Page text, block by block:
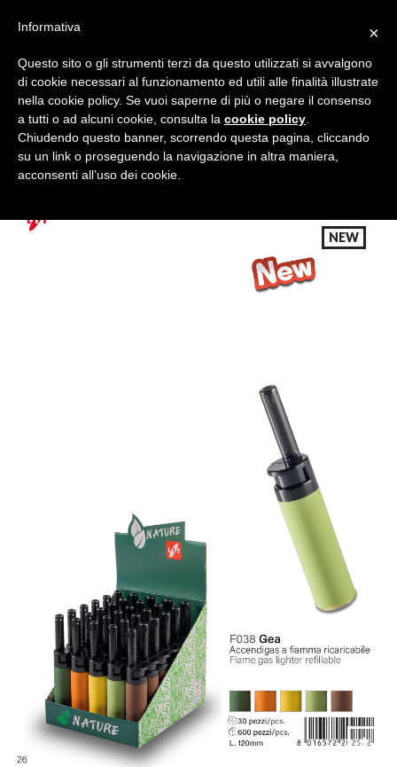
Tutte le categorie Cerca
NEW
×
Informativa
Questo sito o gli strumenti terzi da questo utilizzati si avvalgono
di cookie necessari al funzionamento ed utili alle finalità illustrate
nella cookie policy. Se vuoi saperne di più o negare il consenso
a tutti o ad alcuni cookie, consulta la cookie policy
Chiudendo questo banner, scorrendo questa pagina, cliccando
su un link o proseguendo la navigazione in altra maniera,
acconsenti all’uso dei cookie.